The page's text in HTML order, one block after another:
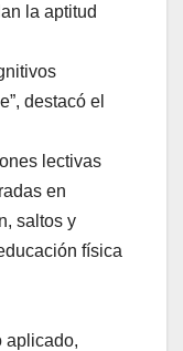
la aptitud
destacó el
lectivas
en
saltos y
física
aplicado,